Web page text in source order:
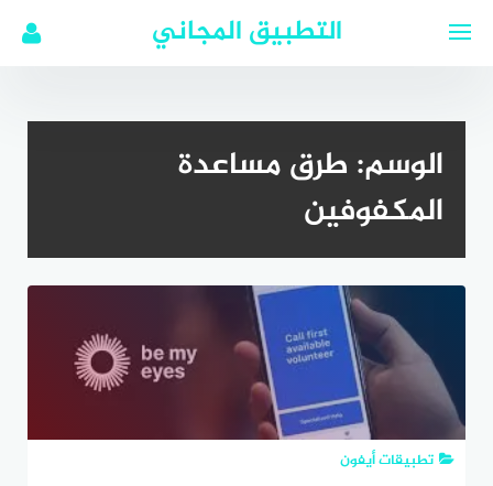
التطبيق المجاني
الوسم: طرق مساعدة
المكفوفين
تطبيقات أيفون